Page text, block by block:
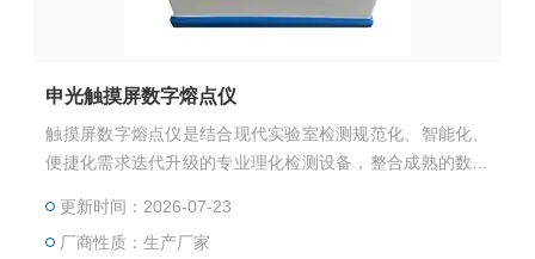
申光触摸屏数字熔点仪
触摸屏数字熔点仪是结合现代实验室检测规范化、智能化、
便捷化需求迭代升级的专业理化检测设备，整合成熟的数字
式，优化了传统熔点检测的操作流程、观测方式与数据处理
模式，为各类固态晶体类物料的熔点检测提供规范、稳定、
更新时间：2026-07-23
厂商性质：生产厂家